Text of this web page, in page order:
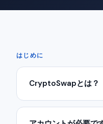
はじめに
CryptoSwapとは？